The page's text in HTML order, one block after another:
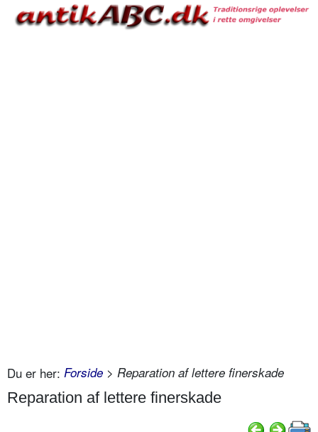
Du er her: Forside > Reparation af lettere finerskade
Reparation af lettere finerskade